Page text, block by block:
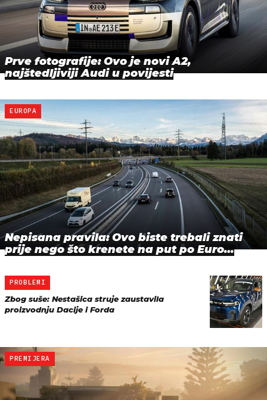
Prve fotografije: Ovo je novi A2,
najštedljiviji Audi u povijesti
EUROPA
Nepisana pravila: Ovo biste trebali znati
prije nego što krenete na put po Euro…
PROBLEMI
Zbog suše: Nestašica struje zaustavila
proizvodnju Dacije i Forda
PREMIJERA